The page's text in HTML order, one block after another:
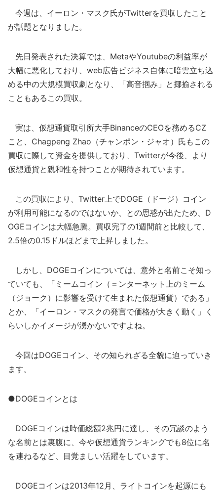
今週は、イーロン・マスク氏がTwitterを買収したこと
が話題となりました。
先日発表された決算では、MetaやYoutubeの利益率が
大幅に悪化しており、web広告ビジネス自体に暗雲立ち込
める中の大規模買収劇となり、「高音掴み」と揶揄される
こともあるこの買収。
実は、仮想通貨取引所大手BinanceのCEOを務めるCZ
こと、Chagpeng Zhao（チャンポン・ジャオ）氏もこの
買収に際して資金を提供しており、Twitterが今後、より
仮想通貨と親和性を持つことが期待されています。
この買収により、Twitter上でDOGE（ドージ）コイン
が利用可能になるのではないか、との思惑が出たため、D
OGEコインは大幅急騰。買収完了の1週間前と比較して、
2.5倍の0.15ドルほどまで上昇しました。
しかし、DOGEコインについては、意外と名前こそ知っ
ていても、「ミームコイン（＝ンターネット上のミーム
（ジョーク）に影響を受けて生まれた仮想通貨）である」
とか、「イーロン・マスクの発言で価格が大きく動く」く
らいしかイメージが湧かないですよね。
今回はDOGEコイン、その知られざる全貌に迫っていき
ます。
●DOGEコインとは
DOGEコインは時価総額2兆円に達し、その冗談のよう
な名前とは裏腹に、今や仮想通貨ランキングでも8位に名
を連ねるなど、目覚ましい活躍をしています。
DOGEコインは2013年12月、ライトコインを起源にも